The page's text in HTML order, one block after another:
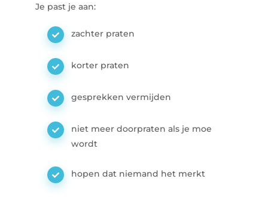
Je past je aan:
zachter praten
korter praten
gesprekken vermijden
niet meer doorpraten als je moe
wordt
hopen dat niemand het merkt